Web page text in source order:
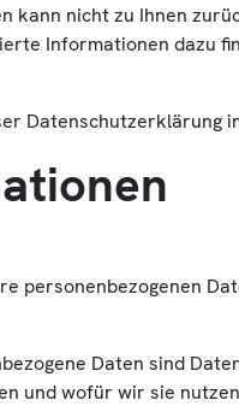
kann nicht zu Ihnen
Informationen dazu
Datenschutzerklärung
personenbezogenen
Daten sind
und wofür wir sie